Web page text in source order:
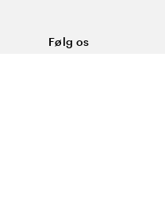
Følg os